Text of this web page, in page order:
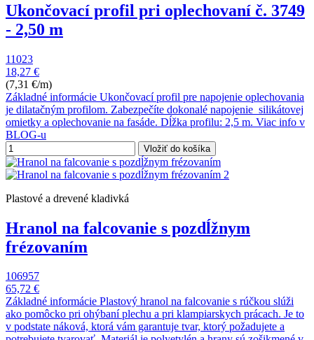
Ukončovací profil pri oplechovaní č. 3749
- 2,50 m
11023
18,27 €
(7,31 €/m)
Základné informácie Ukončovací profil pre napojenie oplechovania
je dilatačným profilom. Zabezpečíte dokonalé napojenie silikátovej
omietky a oplechovanie na fasáde. Dĺžka profilu: 2,5 m. Viac info v
BLOG-u
Vložiť do košíka
Plastové a drevené kladivká
Hranol na falcovanie s pozdĺžnym
frézovaním
106957
65,72 €
Základné informácie Plastový hranol na falcovanie s rúčkou slúži
ako pomôcko pri ohýbaní plechu a pri klampiarskych prácach. Je to
v podstate náková, ktorá vám garantuje tvar, ktorý požadujete a